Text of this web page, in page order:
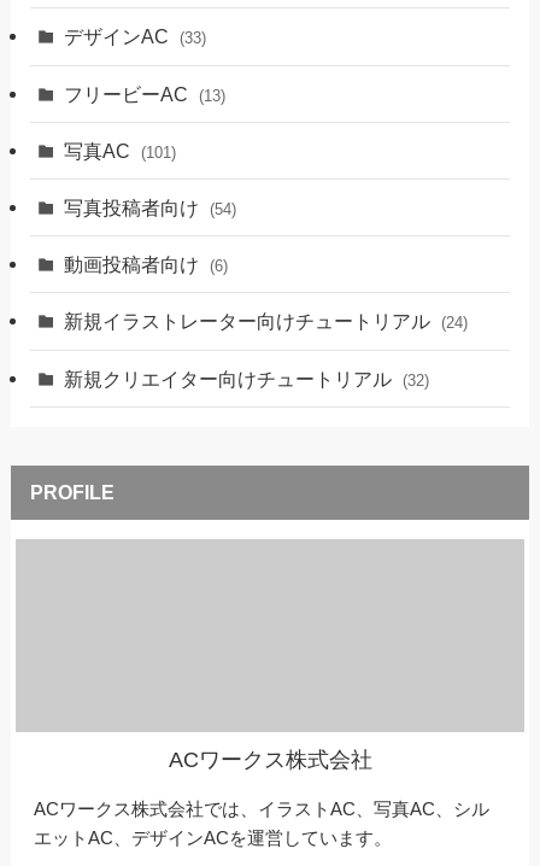
デザインAC (33)
フリービーAC (13)
写真AC (101)
写真投稿者向け (54)
動画投稿者向け (6)
新規イラストレーター向けチュートリアル (24)
新規クリエイター向けチュートリアル (32)
ACワークス株式会社
ACワークス株式会社では、イラストAC、写真AC、シル
エットAC、デザインACを運営しています。